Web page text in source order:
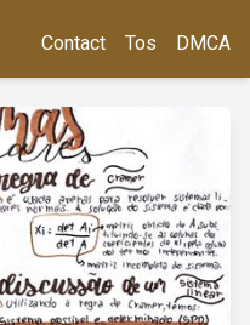
Contact Tos DMCA